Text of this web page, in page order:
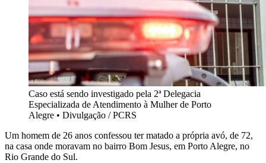
Caso está sendo investigado pela 2ª Delegacia
Especializada de Atendimento à Mulher de Porto
Alegre • Divulgação / PCRS
Um homem de 26 anos confessou ter matado a própria avó, de 72,
na casa onde moravam no bairro Bom Jesus, em Porto Alegre, no
Rio Grande do Sul.